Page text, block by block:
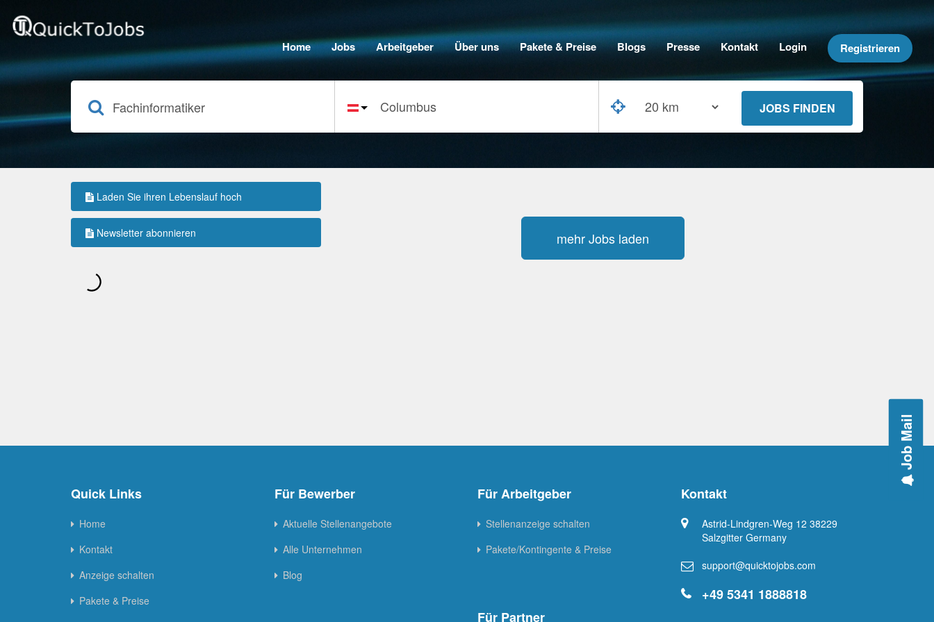
Home Jobs Arbeitgeber Über uns Pakete & Preise Blogs Presse Kontakt Login Registrieren
Job Mail
Laden Sie ihren Lebenslauf hoch
Newsletter abonnieren mehr Jobs laden
Quick Links
Home
Kontakt
Anzeige schalten
Pakete & Preise
Für Bewerber
Aktuelle Stellenangebote
Alle Unternehmen
Blog
Für Arbeitgeber
Stellenanzeige schalten
Pakete/Kontingente & Preise
Für Partner
Kontakt
Astrid-Lindgren-Weg 12 38229
Salzgitter Germany
support@quicktojobs.com
+49 5341 1888818